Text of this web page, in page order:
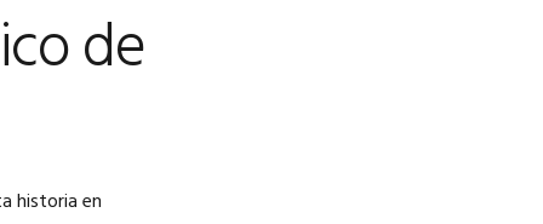
de
historia en